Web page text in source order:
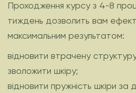
Проходження курсу з 4-8
тиждень дозволить вам
максимальним результатом:
відновити втрачену
зволожити шкіру;
відновити пружність шкіри